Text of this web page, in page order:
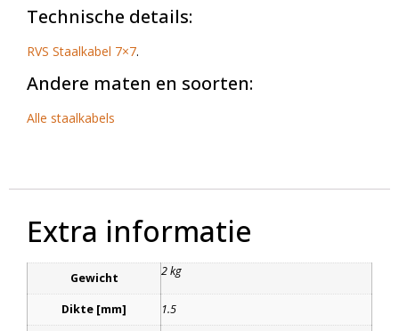
Technische details:
RVS Staalkabel 7×7.
Andere maten en soorten:
Alle staalkabels
Extra informatie
Gewicht 2 kg
Dikte [mm] 1.5